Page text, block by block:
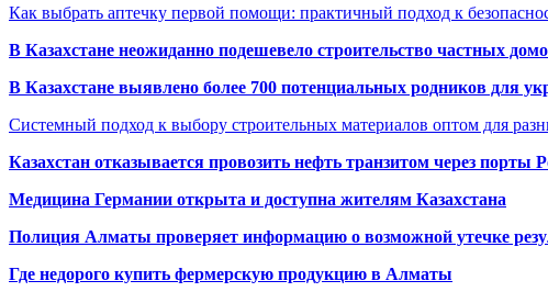
Как выбрать аптечку первой помощи: практичный подход к
В Казахстане неожиданно подешевело строительство частных
В Казахстане выявлено более 700 потенциальных родников для
Системный подход к выбору строительных материалов оптом для
Казахстан отказывается провозить нефть транзитом через порты
Медицина Германии открыта и доступна жителям Казахстана
Полиция Алматы проверяет информацию о возможной утечке
Где недорого купить фермерскую продукцию в Алматы